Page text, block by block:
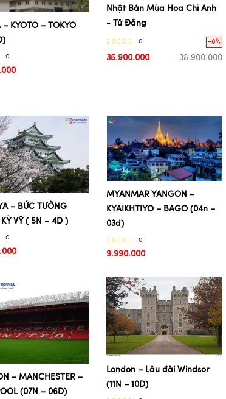
– KYOTO – TOKYO
0
Nhật Bản Mùa Hoa Chi Anh
- Tử Đằng
0 -8%
35.900.000 38.900.000
– BỨC TƯỜNG
KỲ VỸ ( 5N – 4D )
0
MYANMAR YANGON –
KYAIKHTIYO – BAGO (04n –
03d)
0
9.990.000
– MANCHESTER –
(07N – 06D)
London – Lâu đài Windsor
(11N – 10D)